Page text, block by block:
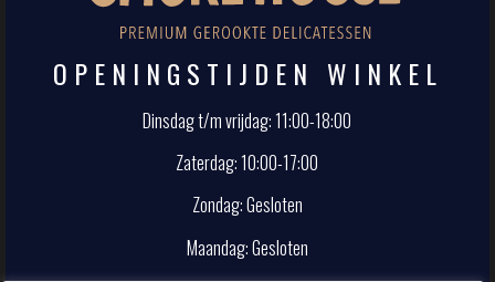
OPENINGSTIJDEN WINKEL
Dinsdag t/m vrijdag: 11:00-18:00
Zaterdag: 10:00-17:00
Zondag: Gesloten
Maandag: Gesloten